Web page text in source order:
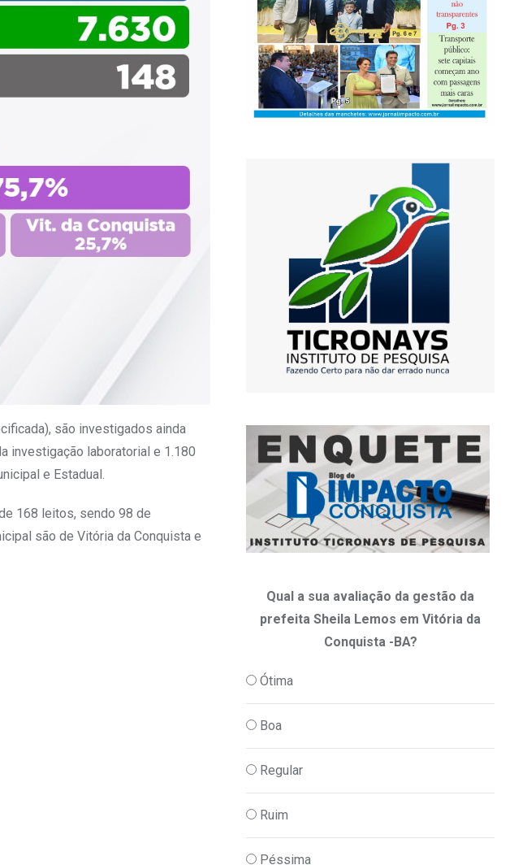
são investigados ainda
investigação laboratorial e 1.180
e Estadual.
168 leitos, sendo 98 de
são de Vitória da Conquista e
Qual a sua avaliação da gestão da
prefeita Sheila Lemos em Vitória da
Conquista -BA?
Ótima
Boa
Regular
Ruim
Péssima